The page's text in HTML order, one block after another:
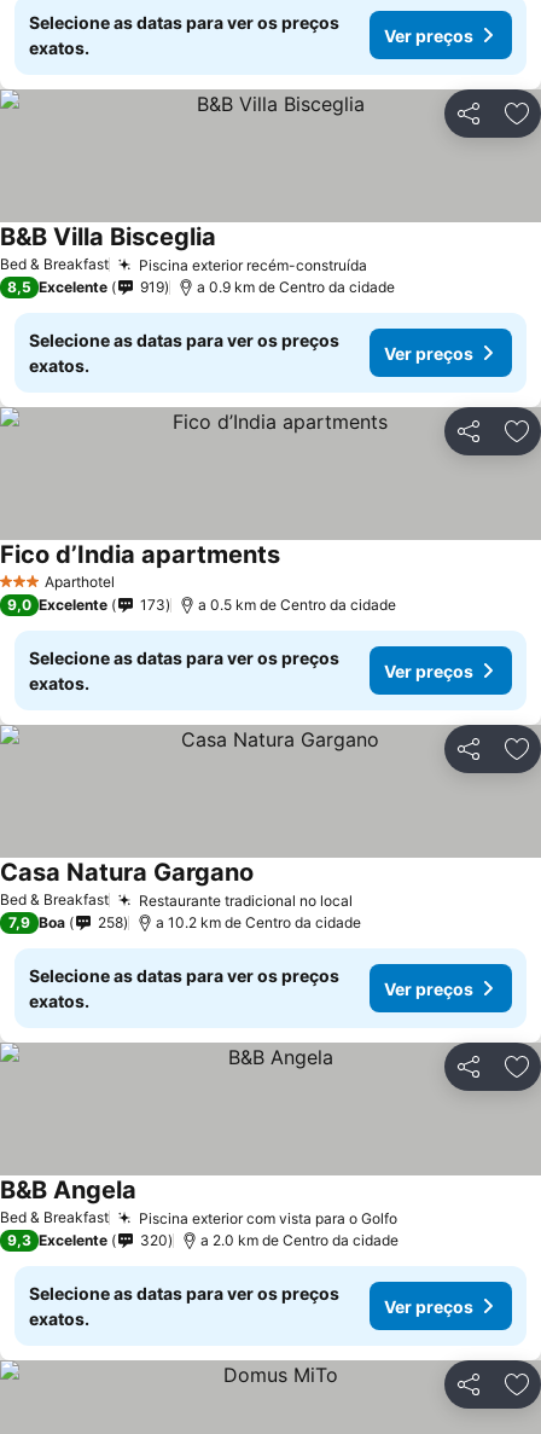
Selecione as datas para ver os preços
exatos.
Ver preços
Partilhar
Bed & Breakfast Piscina exterior recém-construída
B&B Villa Bisceglia
8,5 Excelente 919 a 0.9 km de Centro da cidade
Selecione as datas para ver os preços
exatos.
Ver preços
Partilhar
3 EstrelasAparthotel
Fico d’India apartments
9,0 Excelente 173 a 0.5 km de Centro da cidade
Selecione as datas para ver os preços
exatos.
Ver preços
Partilhar
Bed & Breakfast Restaurante tradicional no local
Casa Natura Gargano
7,9 Boa 258 a 10.2 km de Centro da cidade
Selecione as datas para ver os preços
exatos.
Ver preços
Partilhar
Bed & Breakfast Piscina exterior com vista para o Golfo
B&B Angela
9,3 Excelente 320 a 2.0 km de Centro da cidade
Selecione as datas para ver os preços
exatos.
Ver preços
Partilhar